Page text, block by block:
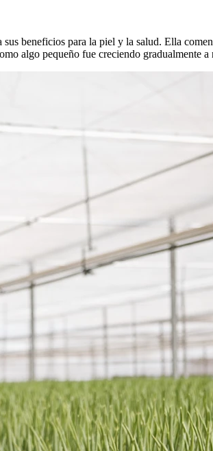
beneficios para la piel y la salud. Ella
algo pequeño fue creciendo gradualmente